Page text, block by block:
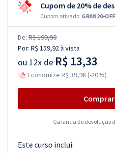
Cupom de 20% de
Cupom ativado: GRAN20-OFF
De: R$ 199,90
Por: R$ 159,92à vista
ou 12x de R$ 13,33
Economize R$ 39,98 (-20%)
Garantia de devolução
Este curso inclui: